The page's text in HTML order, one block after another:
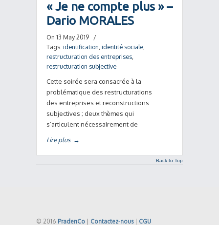
« Je ne compte plus » –
Dario MORALES
On 13 May 2019
/
Tags: identification identité sociale
restructuration des entreprises
restructuration subjective
Cette soirée sera consacrée à la
problématique des restructurations
des entreprises et reconstructions
subjectives ; deux thèmes qui
s’articulent nécessairement de
Lire plus →
Back to Top
© 2016 PradenCo Contactez-nous| CGU